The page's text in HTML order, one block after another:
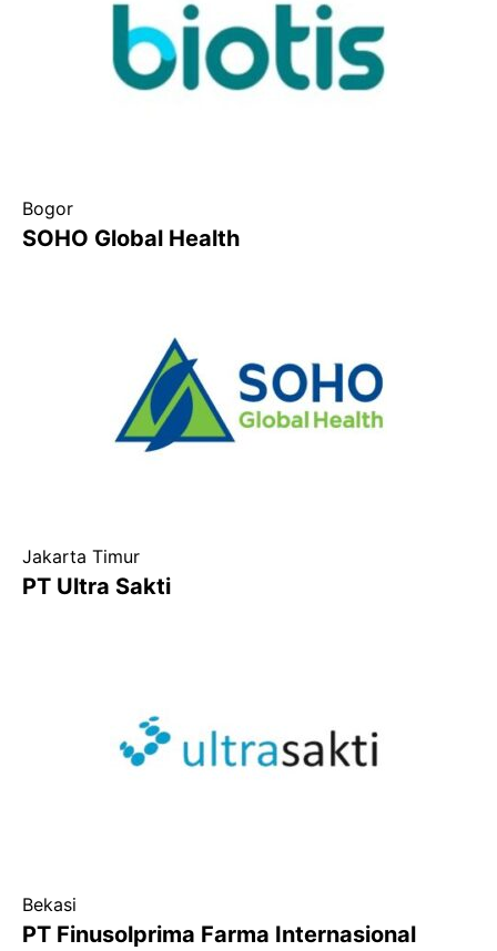
Bogor
SOHO Global Health
Jakarta Timur
PT Ultra Sakti
Bekasi
PT Finusolprima Farma Internasional